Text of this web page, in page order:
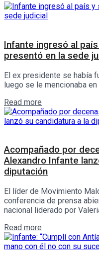
Infante ingresó al
presentó en la sede
El ex presidente se había
luego se le mencionaba
Read more
Acompañado por
Alexandro Infante
diputación
El líder de Movimiento
conferencia de prensa
nacional liderado por
Read more